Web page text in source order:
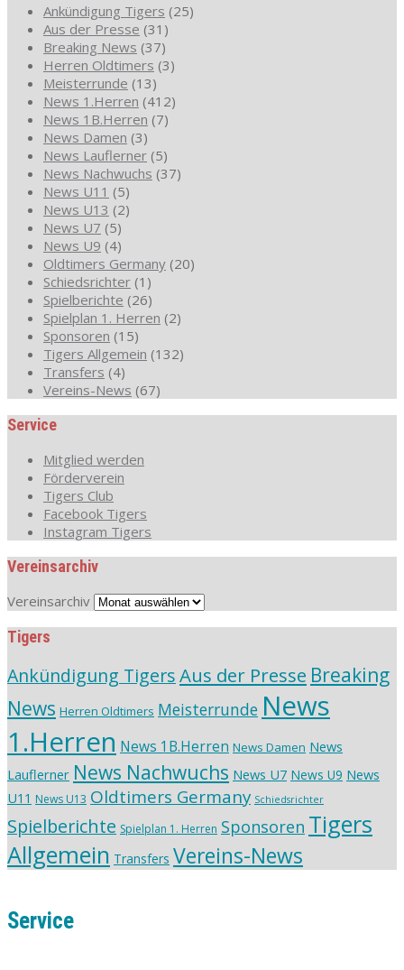
Ankündigung Tigers (25)
Aus der Presse (31)
Breaking News (37)
Herren Oldtimers (3)
Meisterrunde (13)
News 1.Herren (412)
News 1B.Herren (7)
News Damen (3)
News Lauflerner (5)
News Nachwuchs (37)
News U11 (5)
News U13 (2)
News U7 (5)
News U9 (4)
Oldtimers Germany (20)
Schiedsrichter (1)
Spielberichte (26)
Spielplan 1. Herren (2)
Sponsoren (15)
Tigers Allgemein (132)
Transfers (4)
Vereins-News (67)
Service
Mitglied werden
Förderverein
Tigers Club
Facebook Tigers
Instagram Tigers
Vereinsarchiv
Vereinsarchiv
Tigers
Ankündigung TigersAus der Presse Breaking
News Herren Oldtimers Meisterrunde News
1.Herren News 1B.Herren News Damen News
Lauflerner News Nachwuchs News U7 News U9 News
U11 News U13 Oldtimers Germany Schiedsrichter
Spielberichte Spielplan 1. Herren Sponsoren Tigers
Allgemein Transfers Vereins-News
Service